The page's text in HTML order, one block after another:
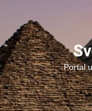
Portal